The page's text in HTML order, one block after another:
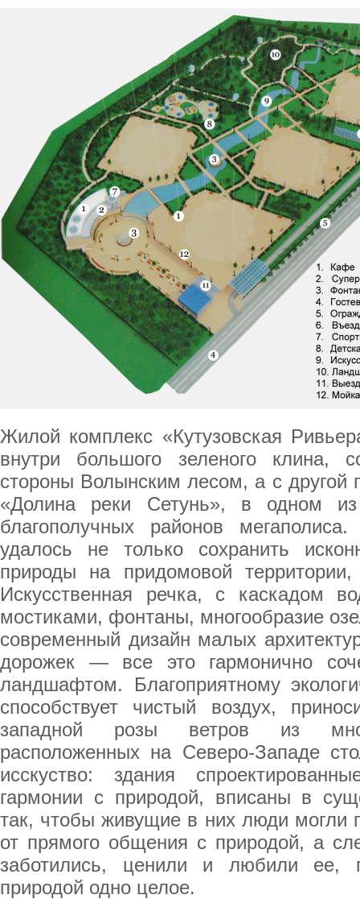
Жилой комплекс «Кутузовская
внутри большого зеленого клина,
стороны Волынским лесом, а с другой
«Долина реки Сетунь», в одном из
благополучных районов
удалось не только сохранить
природы на придомовой
Искусственная речка, с каскадом
мостиками, фонтаны, многообразие
современный дизайн малых
дорожек — все это гармонично
ландшафтом. Благоприятному
способствует чистый воздух,
западной розы ветров из
расположенных на Северо-Западе
исскуство: здания
гармонии с природой, вписаны в
так, чтобы живущие в них люди могли
от прямого общения с природой, а
заботились, ценили и любили
природой одно целое.